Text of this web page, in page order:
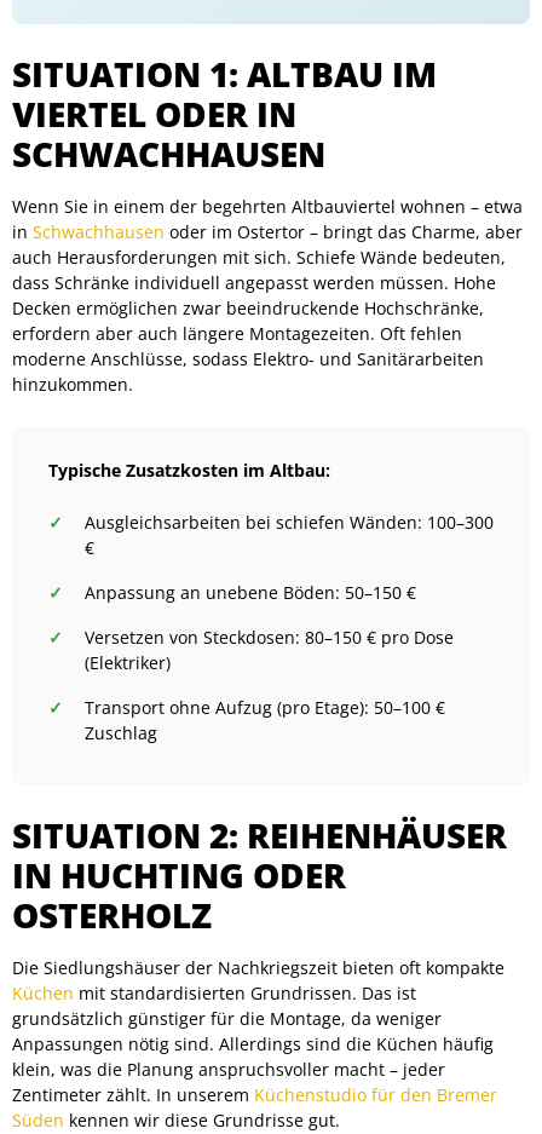
SITUATION 1: ALTBAU IM
VIERTEL ODER IN
SCHWACHHAUSEN
Wenn Sie in einem der begehrten Altbauviertel wohnen – etwa
in Schwachhausen oder im Ostertor – bringt das Charme, aber
auch Herausforderungen mit sich. Schiefe Wände bedeuten,
dass Schränke individuell angepasst werden müssen. Hohe
Decken ermöglichen zwar beeindruckende Hochschränke,
erfordern aber auch längere Montagezeiten. Oft fehlen
moderne Anschlüsse, sodass Elektro- und Sanitärarbeiten
hinzukommen.
Typische Zusatzkosten im Altbau:
Ausgleichsarbeiten bei schiefen Wänden: 100–300
€
Anpassung an unebene Böden: 50–150 €
Versetzen von Steckdosen: 80–150 € pro Dose
(Elektriker)
Transport ohne Aufzug (pro Etage): 50–100 €
Zuschlag
SITUATION 2: REIHENHÄUSER
IN HUCHTING ODER
OSTERHOLZ
Die Siedlungshäuser der Nachkriegszeit bieten oft kompakte
Küchen mit standardisierten Grundrissen. Das ist
grundsätzlich günstiger für die Montage, da weniger
Anpassungen nötig sind. Allerdings sind die Küchen häufig
klein, was die Planung anspruchsvoller macht – jeder
Zentimeter zählt. In unserem Küchenstudio für den Bremer
Süden kennen wir diese Grundrisse gut.